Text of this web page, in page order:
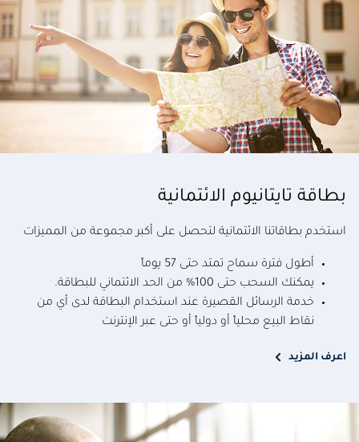
بطاقة تايتانيوم الائتمانية
استخدم بطاقاتنا الائتمانية لتحصل على أكبر مجموعة من المميزات
أطول فترة سماح تمتد حتى 57 يوماً
يمكنك السحب حتى 100% من الحد الائتماني للبطاقة.
خدمة الرسائل القصيرة عند استخدام البطاقة لدى أي من
نقاط البيع محلياً أو دولياً أو حتى عبر الإنترنت
اعرف المزيد